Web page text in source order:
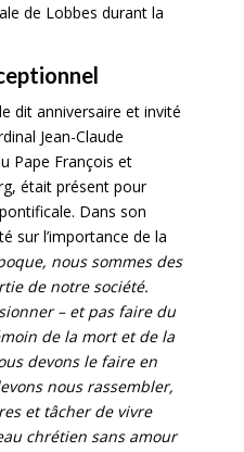
de Lobbes durant la
dit anniversaire et invité
Jean-Claude
Pape François et
était présent pour
Dans son
sur l’importance de la
nous sommes des
de notre société.
– et pas faire du
de la mort et de la
devons le faire en
nous rassembler,
et tâcher de vivre
chrétien sans amour